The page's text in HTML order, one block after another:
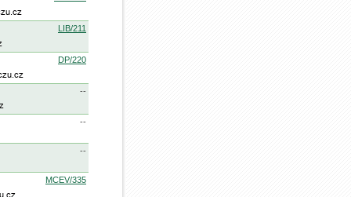
LIB/211
DP/220
--
--
--
MCEV/335